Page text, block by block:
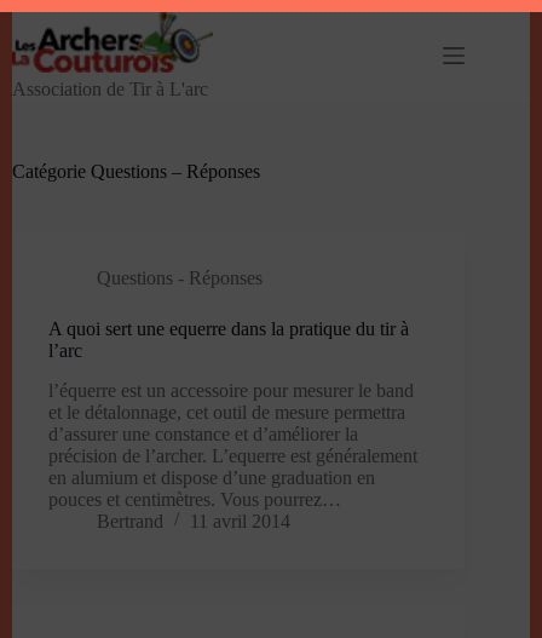
au
contenu
Association de Tir à L'arc
Catégorie Questions – Réponses
Questions - Réponses
A quoi sert une equerre dans la pratique du tir à
l’arc
l’équerre est un accessoire pour mesurer le band
et le détalonnage, cet outil de mesure permettra
d’assurer une constance et d’améliorer la
précision de l’archer. L’equerre est généralement
en alumium et dispose d’une graduation en
pouces et centimètres. Vous pourrez…
Bertrand
11 avril 2014